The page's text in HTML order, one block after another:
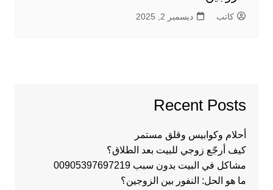
كاتب ديسمبر 2, 2025
Recent Posts
أحلام وكوابيس وقلق مستمر
كيف أرجّع زوجي للبيت بعد الطلاق؟
مشاكل في البيت بدون سبب 00905397697219
ما هو الحل: النفور بين الزوجين؟